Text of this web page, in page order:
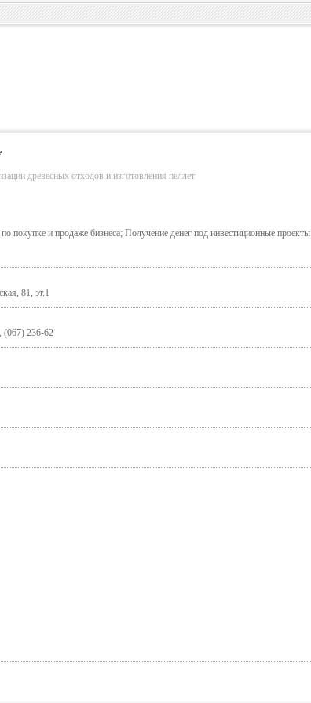
древесных отходов и изготовления пеллет
покупке и продаже бизнеса; Получение денег под инвестиционные проекты
81, эт.1
(067) 236-62